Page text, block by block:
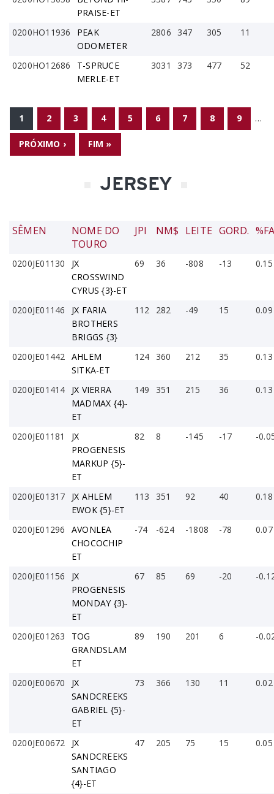
PRAISE-ET
0200HO11936
PEAK
ODOMETER
2806 347 305 11
0200HO12686
T-SPRUCE
MERLE-ET
3031 373 477 52
1 2 3 4 5 6 7 8 9 …
PRÓXIMO › FIM »
JERSEY
SÊMEN
NOME DO
TOURO
JPI NM$ LEITE GORD.
0200JE01130
JX
CROSSWIND
CYRUS {3}-ET
69 36 -808 -13 0.15
0200JE01146
JX FARIA
BROTHERS
BRIGGS {3}
112 282 -49 15 0.09
0200JE01442
AHLEM
SITKA-ET
124 360 212 35 0.13
0200JE01414
JX VIERRA
MADMAX {4}-
ET
149 351 215 36 0.13
0200JE01181
JX
PROGENESIS
MARKUP {5}-
ET
82 8 -145 -17 -
0200JE01317
JX AHLEM
EWOK {5}-ET
113 351 92 40 0.18
0200JE01296
AVONLEA
CHOCOCHIP
ET
-74 -624 -1808 -78 0.07
0200JE01156
JX
PROGENESIS
MONDAY {3}-
ET
67 85 69 -20 -
0200JE01263
TOG
GRANDSLAM
ET
89 190 201 6 -
0200JE00670
JX
SANDCREEKS
GABRIEL {5}-
ET
73 366 130 11 0.02
0200JE00672
JX
SANDCREEKS
SANTIAGO
{4}-ET
47 205 75 15 0.05